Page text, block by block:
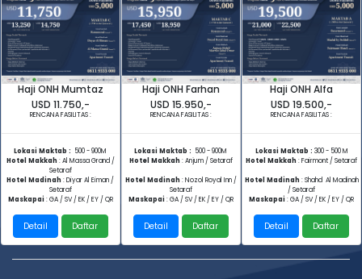
Haji ONH Mumtaz
USD 11.750,-
RENCANA FASILITAS :
Lokasi Maktab : 500 - 900M
Hotel Makkah :Al Massa Grand /
Setaraf
Hotel Madinah :Diyar Al Eiman /
Setaraf
Maskapai: GA / SV / EK / EY / QR
Detail Daftar
Haji ONH Farhan
USD 15.950,-
RENCANA FASILITAS :
Lokasi Maktab : 500 - 900M
Hotel Makkah : Anjum / Setaraf
Hotel Madinah : Nozol Royal Inn /
Setaraf
Maskapai: GA / SV / EK / EY / QR
Detail Daftar
Haji ONH Alfa
USD 19.500,-
RENCANA FASILITAS :
Lokasi Maktab : 300 - 500 M
Hotel Makkah :Fairmont / Setaraf
Hotel Madinah :Shahd Al Madinah
/ Setaraf
Maskapai: GA / SV / EK / EY / QR
Detail Daftar